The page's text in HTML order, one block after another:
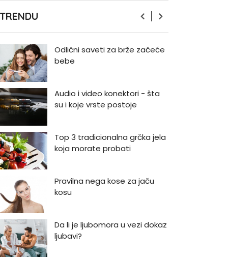
Odlični saveti za brže začeće
bebe
Audio i video konektori - šta
su i koje vrste postoje
Top 3 tradicionalna grčka jela
koja morate probati
Pravilna nega kose za jaču
kosu
Da li je ljubomora u vezi dokaz
ljubavi?